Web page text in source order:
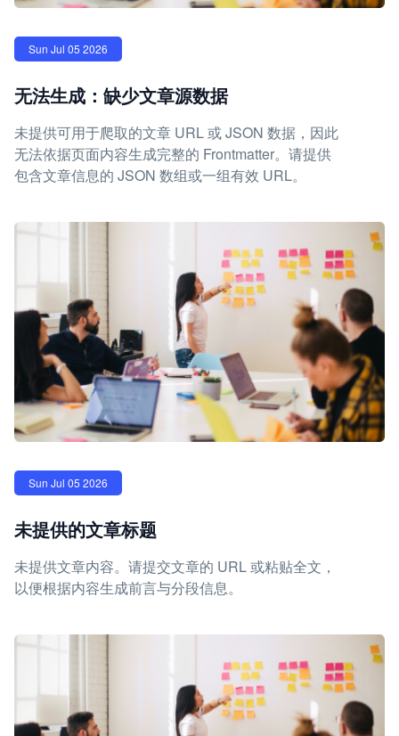
Sun Jul 05 2026
无法生成：缺少文章源数据
未提供可用于爬取的文章 URL 或 JSON 数据，因此
无法依据页面内容生成完整的 Frontmatter。请提供
包含文章信息的 JSON 数组或一组有效 URL。
Sun Jul 05 2026
未提供的文章标题
未提供文章内容。请提交文章的 URL 或粘贴全文，
以便根据内容生成前言与分段信息。